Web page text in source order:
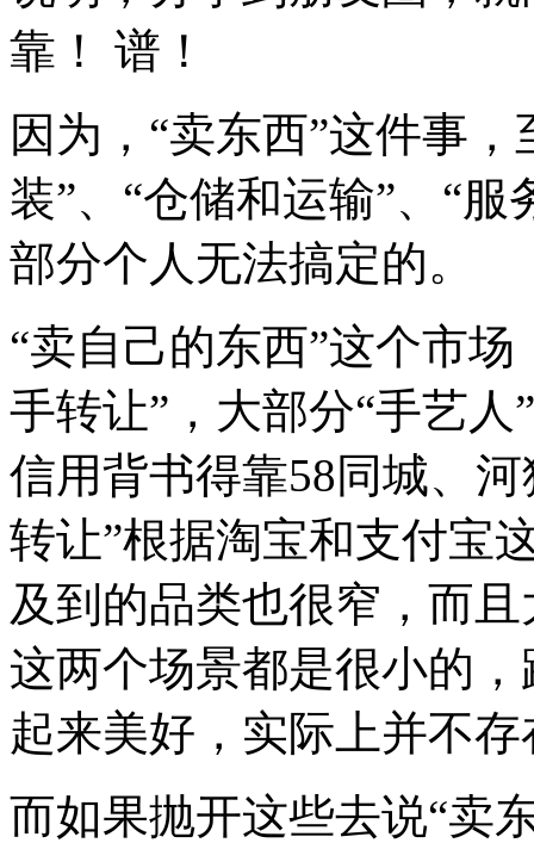
靠！ 谱！
因为，“卖东西”这件事
装”、“仓储和运输”、“
部分个人无法搞定的。
“卖自己的东西”这个市
手转让”，大部分“手艺
信用背书得靠58同城、
转让”根据淘宝和支付宝
及到的品类也很窄，而
这两个场景都是很小的
起来美好，实际上并不
而如果抛开这些去说“卖